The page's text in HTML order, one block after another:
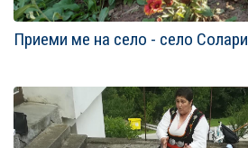
Приеми ме на село - село Солари